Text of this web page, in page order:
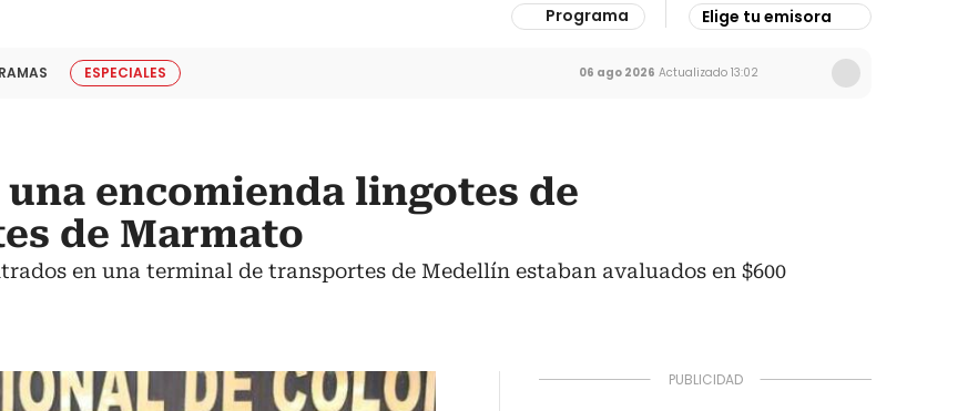
Programa Elige tu emisora
ESPECIALES 06 ago 2026 Actualizado 13:02
encomienda lingotes de
de Marmato
en una terminal de transportes de Medellín estaban avaluados en $600